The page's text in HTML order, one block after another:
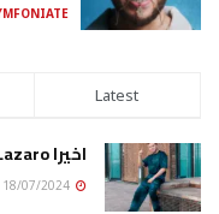
Latest
اخيرا Lazaro يطلق MAHBOUL ANA